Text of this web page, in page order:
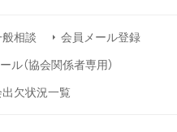
相談 会員メール登録
ル（協会関係者専用）
欠状況一覧